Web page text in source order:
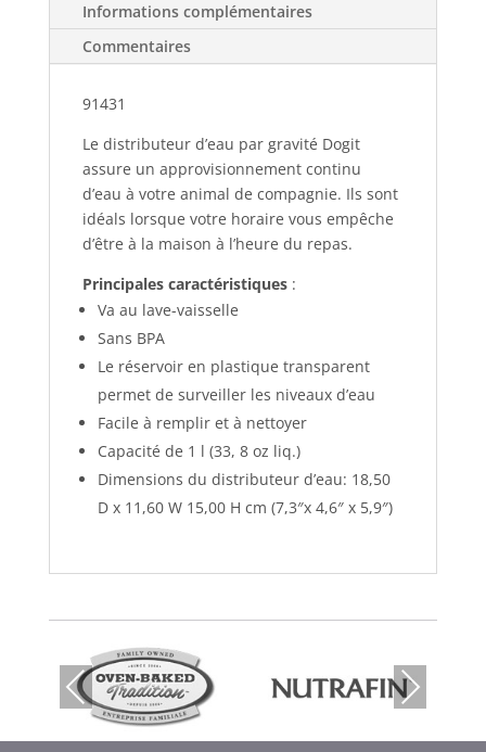
Informations complémentaires
Commentaires
91431
Le distributeur d’eau par gravité Dogit
assure un approvisionnement continu
d’eau à votre animal de compagnie. Ils sont
idéals lorsque votre horaire vous empêche
d’être à la maison à l’heure du repas.
Principales caractéristiques:
Va au lave-vaisselle
Sans BPA
Le réservoir en plastique transparent
permet de surveiller les niveaux d’eau
Facile à remplir et à nettoyer
Capacité de 1 l (33, 8 oz liq.)
Dimensions du distributeur d’eau: 18,50
D x 11,60 W 15,00 H cm (7,3″x 4,6″ x 5,9″)
Prev
ious
Nex
t